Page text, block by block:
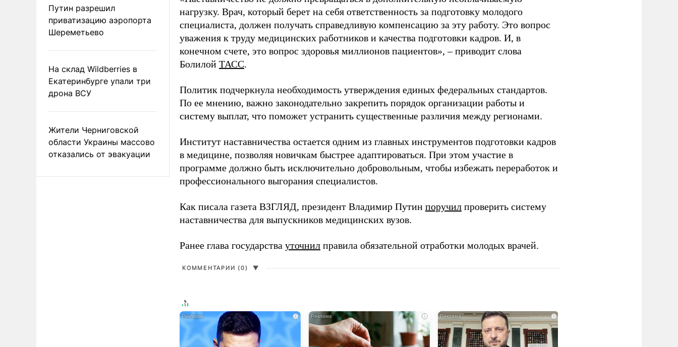
Путин разрешил
приватизацию аэропорта
Шереметьево
На склад Wildberries в
Екатеринбурге упали три
дрона ВСУ
Жители Черниговской
области Украины массово
отказались от эвакуации
нагрузку. Врач, который берет на себя ответственность за подготовку молодого
специалиста, должен получать справедливую компенсацию за эту работу. Это вопрос
уважения к труду медицинских работников и качества подготовки кадров. И, в
конечном счете, это вопрос здоровья миллионов пациентов», – приводит слова
Болилой ТАСС.
Политик подчеркнула необходимость утверждения единых федеральных стандартов.
По ее мнению, важно законодательно закрепить порядок организации работы и
систему выплат, что поможет устранить существенные различия между регионами.
Институт наставничества остается одним из главных инструментов подготовки кадров
в медицине, позволяя новичкам быстрее адаптироваться. При этом участие в
программе должно быть исключительно добровольным, чтобы избежать переработок и
профессионального выгорания специалистов.
Как писала газета ВЗГЛЯД, президент Владимир Путин поручил проверить систему
наставничества для выпускников медицинских вузов.
Ранее глава государства уточнил правила обязательной отработки молодых врачей.
КОММЕНТАРИИ (0) ▼
i i i